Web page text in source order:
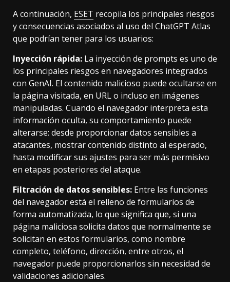
A continuación, ESET recopila los principales riesgos
y consecuencias asociados al uso del ChatGPT Atlas
que podrían tener para los usuarios:
Inyección rápida: La inyección de prompts es uno de
los principales riesgos en navegadores integrados
con GenAI. El contenido malicioso puede ocultarse en
la página visitada, en URL o incluso en imágenes
manipuladas. Cuando el navegador interpreta esta
información oculta, su comportamiento puede
alterarse: desde proporcionar datos sensibles a
atacantes, mostrar contenido distinto al esperado,
hasta modificar sus ajustes para ser más permisivo
en etapas posteriores del ataque.
Filtración de datos sensibles: Entre las funciones
del navegador está el relleno de formularios de
forma automatizada, lo que significa que, si una
página maliciosa solicita datos que normalmente se
solicitan en estos formularios, como nombre
completo, teléfono, dirección, entre otros, el
navegador puede proporcionarlos sin necesidad de
validaciones adicionales.